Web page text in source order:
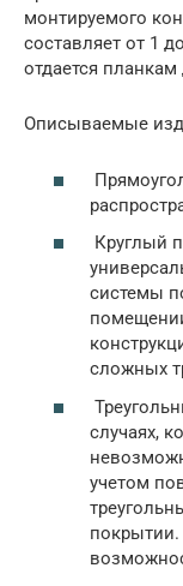
монтируемого
составляет от 1
отдается
Описываемые
Круглый
системы
сложных
случаях,
учетом